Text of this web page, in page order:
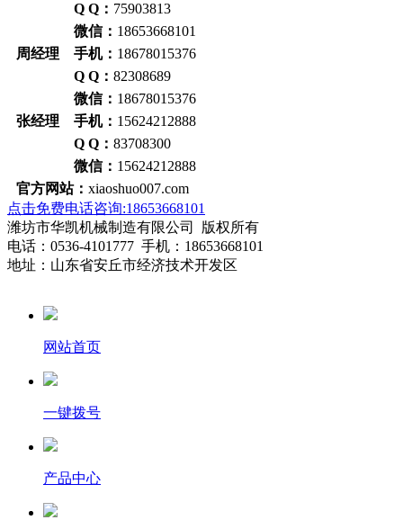
Q Q： 75903813
微信： 18653668101
周经理 手机： 18678015376
Q Q： 82308689
微信： 18678015376
张经理 手机： 15624212888
Q Q： 83708300
微信： 15624212888
官方网站： xiaoshuo007.com
点击免费电话咨询:18653668101
潍坊市华凯机械制造有限公司 版权所有
电话：0536-4101777 手机：18653668101
地址：山东省安丘市经济技术开发区
网站首页
一键拨号
产品中心